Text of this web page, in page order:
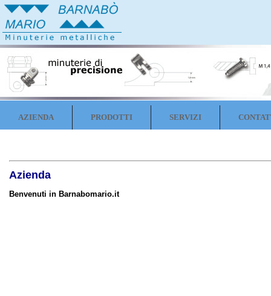
AZIENDA PRODOTTI SERVIZI
Azienda
Benvenuti in Barnabomario.it